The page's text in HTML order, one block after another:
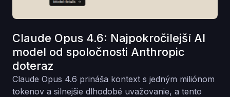
Claude Opus 4.6: Najpokročilejší AI
model od spoločnosti Anthropic
doteraz
Claude Opus 4.6 prináša kontext s jedným miliónom
tokenov a silnejšie dlhodobé uvažovanie, a tento